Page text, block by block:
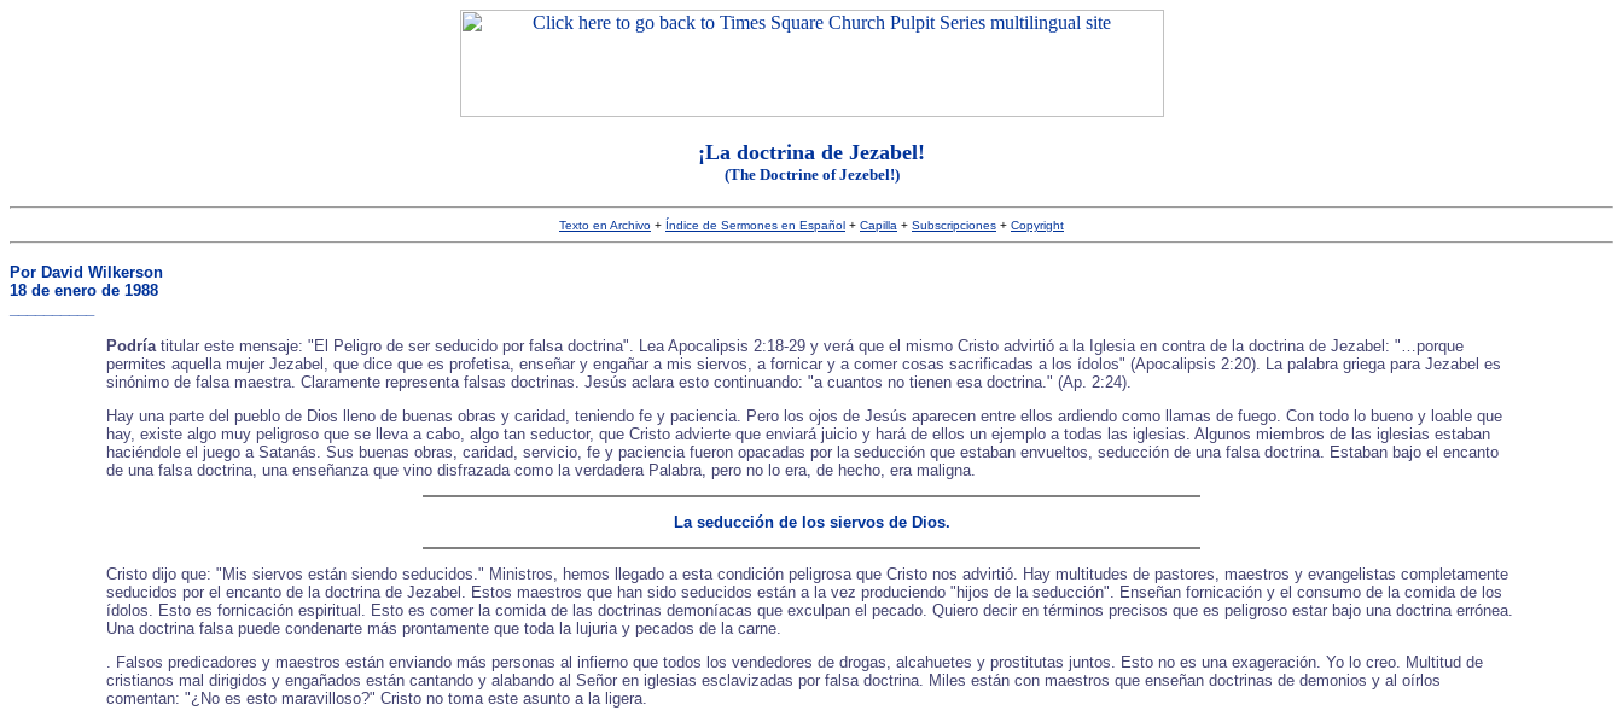
¡La doctrina de Jezabel!
(The Doctrine of Jezebel!)
Texto en Archivo + Índice de Sermones en Español + Capilla + Subscripciones + Copyright
Por David Wilkerson
18 de enero de 1988
Podríatitular este mensaje: "El Peligro de ser seducido por falsa doctrina". Lea Apocalipsis 2:18-29 y verá que el mismo Cristo advirtió a la Iglesia en contra de la doctrina de Jezabel: "…porque
permites aquella mujer Jezabel, que dice que es profetisa, enseñar y engañar a mis siervos, a fornicar y a comer cosas sacrificadas a los ídolos" (Apocalipsis 2:20). La palabra griega para Jezabel es
sinónimo de falsa maestra. Claramente representa falsas doctrinas. Jesús aclara esto continuando: "a cuantos no tienen esa doctrina." (Ap. 2:24).
Hay una parte del pueblo de Dios lleno de buenas obras y caridad, teniendo fe y paciencia. Pero los ojos de Jesús aparecen entre ellos ardiendo como llamas de fuego. Con todo lo bueno y loable que
hay, existe algo muy peligroso que se lleva a cabo, algo tan seductor, que Cristo advierte que enviará juicio y hará de ellos un ejemplo a todas las iglesias. Algunos miembros de las iglesias estaban
haciéndole el juego a Satanás. Sus buenas obras, caridad, servicio, fe y paciencia fueron opacadas por la seducción que estaban envueltos, seducción de una falsa doctrina. Estaban bajo el encanto
de una falsa doctrina, una enseñanza que vino disfrazada como la verdadera Palabra, pero no lo era, de hecho, era maligna.
La seducción de los siervos de Dios.
Cristo dijo que: "Mis siervos están siendo seducidos." Ministros, hemos llegado a esta condición peligrosa que Cristo nos advirtió. Hay multitudes de pastores, maestros y evangelistas completamente
seducidos por el encanto de la doctrina de Jezabel. Estos maestros que han sido seducidos están a la vez produciendo "hijos de la seducción". Enseñan fornicación y el consumo de la comida de los
ídolos. Esto es fornicación espiritual. Esto es comer la comida de las doctrinas demoníacas que exculpan el pecado. Quiero decir en términos precisos que es peligroso estar bajo una doctrina errónea.
Una doctrina falsa puede condenarte más prontamente que toda la lujuria y pecados de la carne.
. Falsos predicadores y maestros están enviando más personas al infierno que todos los vendedores de drogas, alcahuetes y prostitutas juntos. Esto no es una exageración. Yo lo creo. Multitud de
cristianos mal dirigidos y engañados están cantando y alabando al Señor en iglesias esclavizadas por falsa doctrina. Miles están con maestros que enseñan doctrinas de demonios y al oírlos
comentan: "¿No es esto maravilloso?" Cristo no toma este asunto a la ligera.